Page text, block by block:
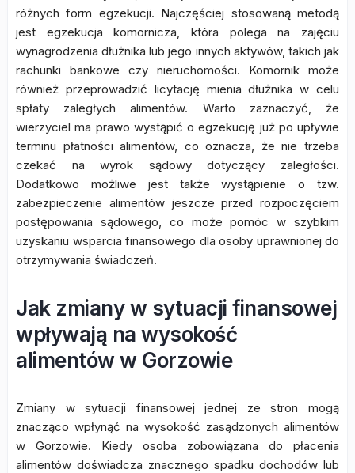
różnych form egzekucji. Najczęściej stosowaną metodą
jest egzekucja komornicza, która polega na zajęciu
wynagrodzenia dłużnika lub jego innych aktywów, takich jak
rachunki bankowe czy nieruchomości. Komornik może
również przeprowadzić licytację mienia dłużnika w celu
spłaty zaległych alimentów. Warto zaznaczyć, że
wierzyciel ma prawo wystąpić o egzekucję już po upływie
terminu płatności alimentów, co oznacza, że nie trzeba
czekać na wyrok sądowy dotyczący zaległości.
Dodatkowo możliwe jest także wystąpienie o tzw.
zabezpieczenie alimentów jeszcze przed rozpoczęciem
postępowania sądowego, co może pomóc w szybkim
uzyskaniu wsparcia finansowego dla osoby uprawnionej do
otrzymywania świadczeń.
Jak zmiany w sytuacji finansowej
wpływają na wysokość
alimentów w Gorzowie
Zmiany w sytuacji finansowej jednej ze stron mogą
znacząco wpłynąć na wysokość zasądzonych alimentów
w Gorzowie. Kiedy osoba zobowiązana do płacenia
alimentów doświadcza znacznego spadku dochodów lub